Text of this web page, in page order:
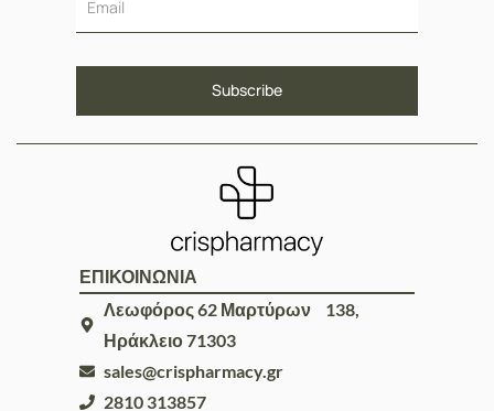
ΕΠΙΚΟΙΝΩΝΙΑ
Λεωφόρος 62 Μαρτύρων 138,
Ηράκλειο 71303
sales@crispharmacy.gr
2810 313857